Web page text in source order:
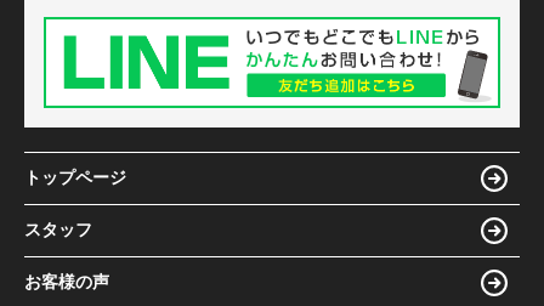
トップページ
スタッフ
お客様の声